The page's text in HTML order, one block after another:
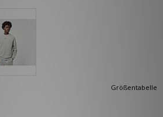
Größentabelle